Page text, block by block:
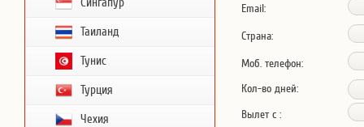
Сингапур
Таиланд
Тунис
Турция
Чехия
Email:
Страна:
Моб. телефон:
Кол-во дней:
Вылет с :